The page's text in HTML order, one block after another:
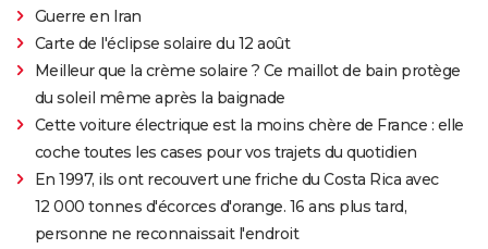
Guerre en Iran
Carte de l'éclipse solaire du 12 août
Meilleur que la crème solaire ? Ce maillot de bain protège
du soleil même après la baignade
Cette voiture électrique est la moins chère de France : elle
coche toutes les cases pour vos trajets du quotidien
En 1997, ils ont recouvert une friche du Costa Rica avec
12 000 tonnes d'écorces d'orange. 16 ans plus tard,
personne ne reconnaissait l'endroit